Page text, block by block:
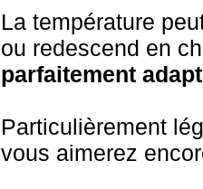
La température
ou redescend en
parfaitement
Particulièrement
vous aimerez